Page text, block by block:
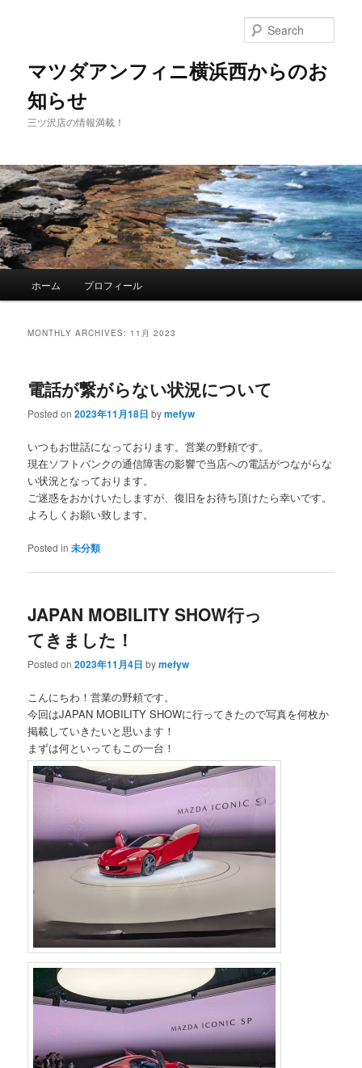
マツダアンフィニ横浜西からのお
知らせ
三ツ沢店の情報満載！
Skip
content
Skip
content
ホーム プロフィール
MONTHLY ARCHIVES: 11月 2023
電話が繋がらない状況について
Posted on2023年11月18日 bymefyw
いつもお世話になっております。営業の野頼です。
現在ソフトバンクの通信障害の影響で当店への電話がつながらな
い状況となっております。
ご迷惑をおかけいたしますが、復旧をお待ち頂けたら幸いです。
よろしくお願い致します。
Posted in 未分類
JAPAN MOBILITY SHOW行っ
てきました！
Posted on2023年11月4日 bymefyw
こんにちわ！営業の野頼です。
今回はJAPAN MOBILITY SHOWに行ってきたので写真を何枚か
掲載していきたいと思います！
まずは何といってもこの一台！